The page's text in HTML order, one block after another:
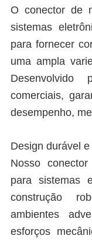
O conector de
sistemas
para fornecer
uma ampla
Desenvolvido
comerciais,
desempenho,
Design durável
Nosso
para sistemas
construção
ambientes
esforços